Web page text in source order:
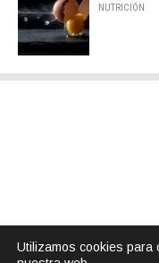
NUTRICIÓN
Utilizamos cookies para